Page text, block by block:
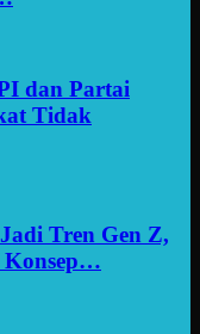
dan Partai
Tidak
Tren Gen Z,
Konsep…